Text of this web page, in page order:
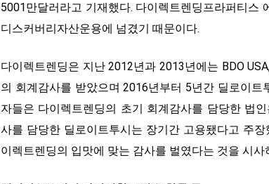
5001만달러라고 기재했다. 다이렉트렌딩프라퍼티스
디스커버리자산운용에 넘겼기 때문이다.
다이렉트렌딩은 지난 2012년과 2013년에는 BDO
의 회계감사를 받았으며 2016년부터 5년간 딜로이
자들은 다이렉트렌딩의 초기 회계감사를 담당한 법
사를 담당한 딜로이트투시는 장기간 고용됐다고 주
이렉트렌딩의 입맛에 맞는 감사를 벌였다는 것을 시사